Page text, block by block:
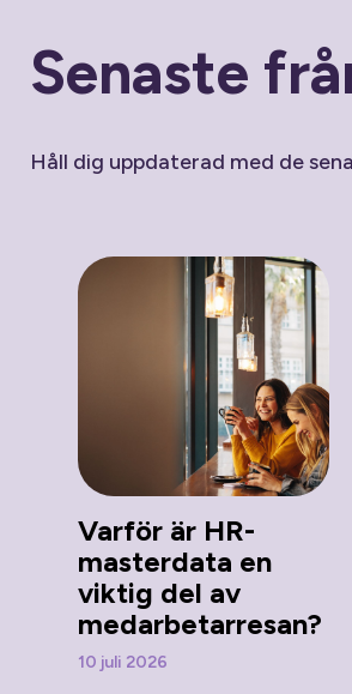
Senaste
Håll dig uppdaterad med de
Varför är HR-
masterdata en
viktig del av
medarbetarresan?
10 juli 2026